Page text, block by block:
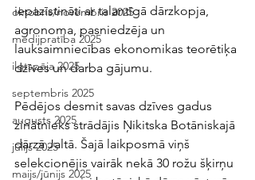
oktobris/novembris 2025
medijpratība 2025
ilgtspēja 2025
septembris 2025
augusts 2025
jūlijs 2025
maijs/jūnijs 2025
iepazīstināti ar talantīgā dārzkopja,
agronoma, pasniedzēja un
lauksaimniecības ekonomikas teorētiķa
dzīves un darba gājumu.
Pēdējos desmit savas dzīves gadus
zinātnieks strādājis Ņikitska Botāniskajā
dārzā Jaltā. Šajā laikposmā viņš
selekcionējis vairāk nekā 30 rožu šķirņu